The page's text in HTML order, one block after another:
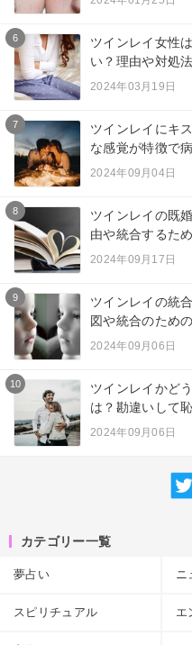
6
ツインレイ女性
い？理由や対処
2024年03月19日
7
ツインレイにキ
な感覚が特徴で
2024年09月04日
8
ツインレイの既
由や統合するた
2024年09月17日
9
ツインレイの統
図や統合のため
2024年09月06日
10
ツインレイかど
は？勘違いして
2024年09月06日
カテゴリー一覧
夢占い ニ
スピリチュアル エ